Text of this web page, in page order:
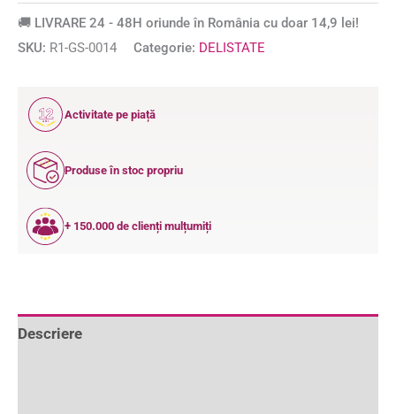
🚚 LIVRARE 24 - 48H oriunde în România cu doar 14,9 lei!
SKU: R1-GS-0014 Categorie: DELISTATE
12
ANI
Activitate pe piață
Produse în stoc propriu
+ 150.000 de clienți mulțumiți
Descriere